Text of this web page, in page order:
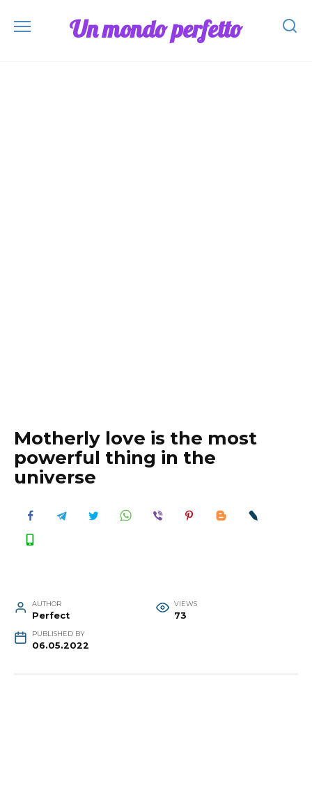
Un mondo perfetto
Motherly love is the most
powerful thing in the
universe
AUTHOR
Perfect
VIEWS
73
PUBLISHED BY
06.05.2022